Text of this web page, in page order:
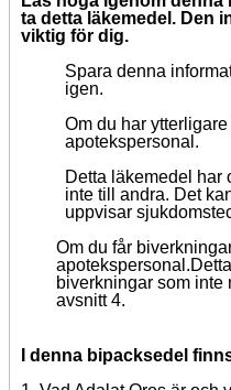
ta detta läkemedel. Den
viktig för dig.
Spara denna
igen.
Om du har
apotekspersonal.
Detta läkemedel har
inte till andra. Det
uppvisar
Om du får
biverkningar som inte
avsnitt 4.
I denna bipacksedel